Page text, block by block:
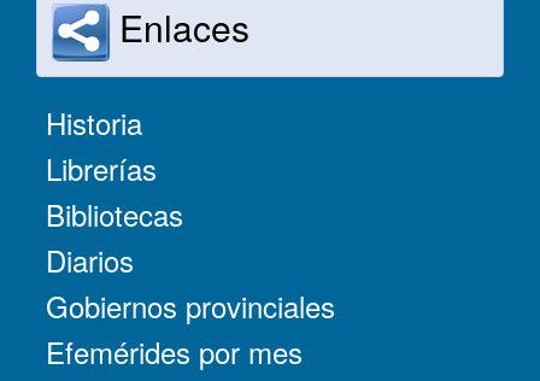
Enlaces
Historia
Librerías
Bibliotecas
Diarios
Gobiernos provinciales
Efemérides por mes